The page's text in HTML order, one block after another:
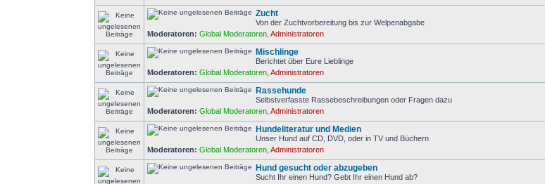
Zucht
Von der Zuchtvorbereitung bis zur Welpenabgabe
Moderatoren: Global Moderatoren ,Administratoren
Mischlinge
Berichtet über Eure Lieblinge
Moderatoren: Global Moderatoren ,Administratoren
Rassehunde
Selbstverfasste Rassebeschreibungen oder Fragen dazu
Moderatoren: Global Moderatoren ,Administratoren
Hundeliteratur und Medien
Unser Hund auf CD, DVD, oder in TV und Büchern
Moderatoren: Global Moderatoren ,Administratoren
Hund gesucht oder abzugeben
Sucht Ihr einen Hund? Gebt Ihr einen Hund ab?